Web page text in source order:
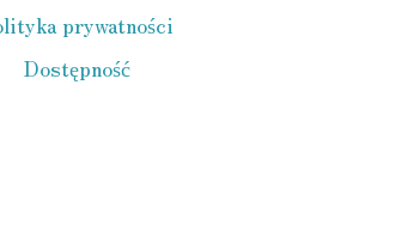
prywatności
Dostępność